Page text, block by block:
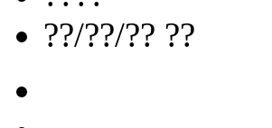
??/??/?? ??